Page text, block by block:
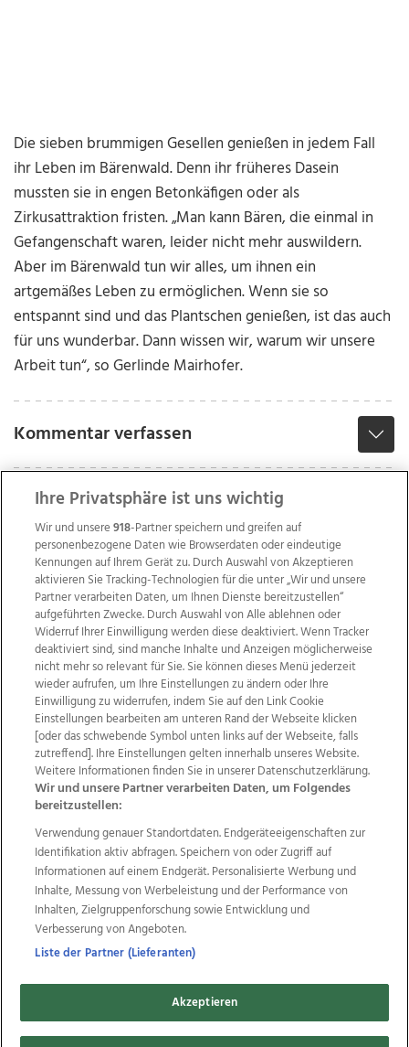
Die sieben brummigen Gesellen genießen in jedem Fall
ihr Leben im Bärenwald. Denn ihr früheres Dasein
mussten sie in engen Betonkäfigen oder als
Zirkusattraktion fristen. „Man kann Bären, die einmal in
Gefangenschaft waren, leider nicht mehr auswildern.
Aber im Bärenwald tun wir alles, um ihnen ein
artgemäßes Leben zu ermöglichen. Wenn sie so
entspannt sind und das Plantschen genießen, ist das auch
für uns wunderbar. Dann wissen wir, warum wir unsere
Arbeit tun“, so Gerlinde Mairhofer.
Kommentar verfassen
Wir über uns Mediadaten Kontakt
Jobs
Datenschutz
Impressum
AGB Anzeigekunden
AGB Website
Ehrenkodex Politische Werbung
Weitere Angebote des Medienhauses Wimmer
TV1 di-mog-i.at OÖNow
Ischler Woche
Life Radio
OÖNachrichten
OÖN Immobilien
OÖN Karriere
OÖN Reise
Promenaden Galerien
Regionaljobs
wasistlos.at wirtrauern.at
Copyrights © 2026 Tips Zeitungs GmbH & Co KG
Ihre Privatsphäre ist uns wichtig
Wir und unsere918-Partner speichern und greifen auf
personenbezogene Daten wie Browserdaten oder eindeutige
Kennungen auf Ihrem Gerät zu. Durch Auswahl von Akzeptieren
aktivieren Sie Tracking-Technologien für die unter „Wir und unsere
Partner verarbeiten Daten, um Ihnen Dienste bereitzustellen“
aufgeführten Zwecke. Durch Auswahl von Alle ablehnen oder
Widerruf Ihrer Einwilligung werden diese deaktiviert. Wenn Tracker
deaktiviert sind, sind manche Inhalte und Anzeigen möglicherweise
nicht mehr so relevant für Sie. Sie können dieses Menü jederzeit
wieder aufrufen, um Ihre Einstellungen zu ändern oder Ihre
Einwilligung zu widerrufen, indem Sie auf den Link Cookie
Einstellungen bearbeiten am unteren Rand der Webseite klicken
[oder das schwebende Symbol unten links auf der Webseite, falls
zutreffend]. Ihre Einstellungen gelten innerhalb unseres Website.
Weitere Informationen finden Sie in unserer Datenschutzerklärung.
Wir und unsere Partner verarbeiten Daten, um Folgendes
bereitzustellen:
Verwendung genauer Standortdaten. Endgeräteeigenschaften zur
Identifikation aktiv abfragen. Speichern von oder Zugriff auf
Informationen auf einem Endgerät. Personalisierte Werbung und
Inhalte, Messung von Werbeleistung und der Performance von
Inhalten, Zielgruppenforschung sowie Entwicklung und
Verbesserung von Angeboten.
Liste der Partner (Lieferanten)
Akzeptieren